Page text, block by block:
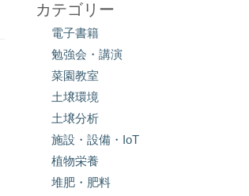
カテゴリー
電子書籍
勉強会・講演
菜園教室
土壌環境
土壌分析
施設・設備・IoT
植物栄養
堆肥・肥料